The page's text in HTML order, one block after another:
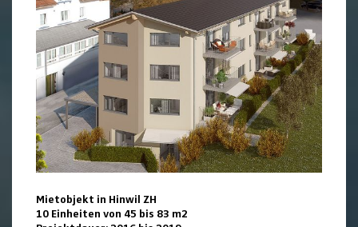
Mietobjekt in Hinwil ZH
10 Einheiten von 45 bis 83 m2